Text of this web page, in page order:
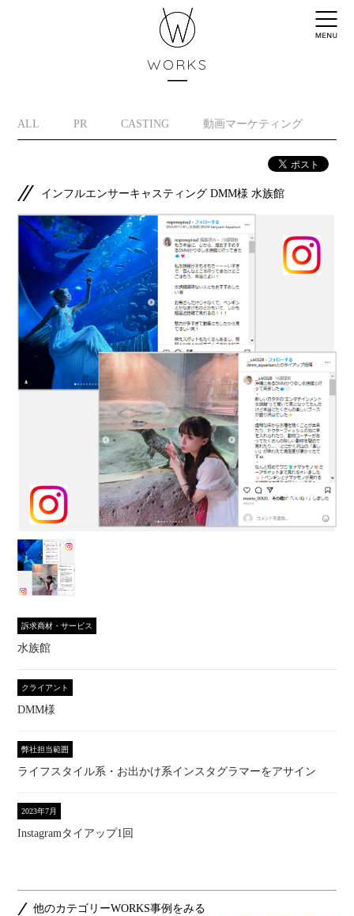
WORKS
ALL PR CASTING 動画マーケティング
インフルエンサーキャスティング DMM様 水族館
訴求商材・サービス
水族館
クライアント
DMM様
弊社担当範囲
ライフスタイル系・お出かけ系インスタグラマーをアサイン
2023年7月
Instagramタイアップ1回
他のカテゴリーWORKS事例をみる